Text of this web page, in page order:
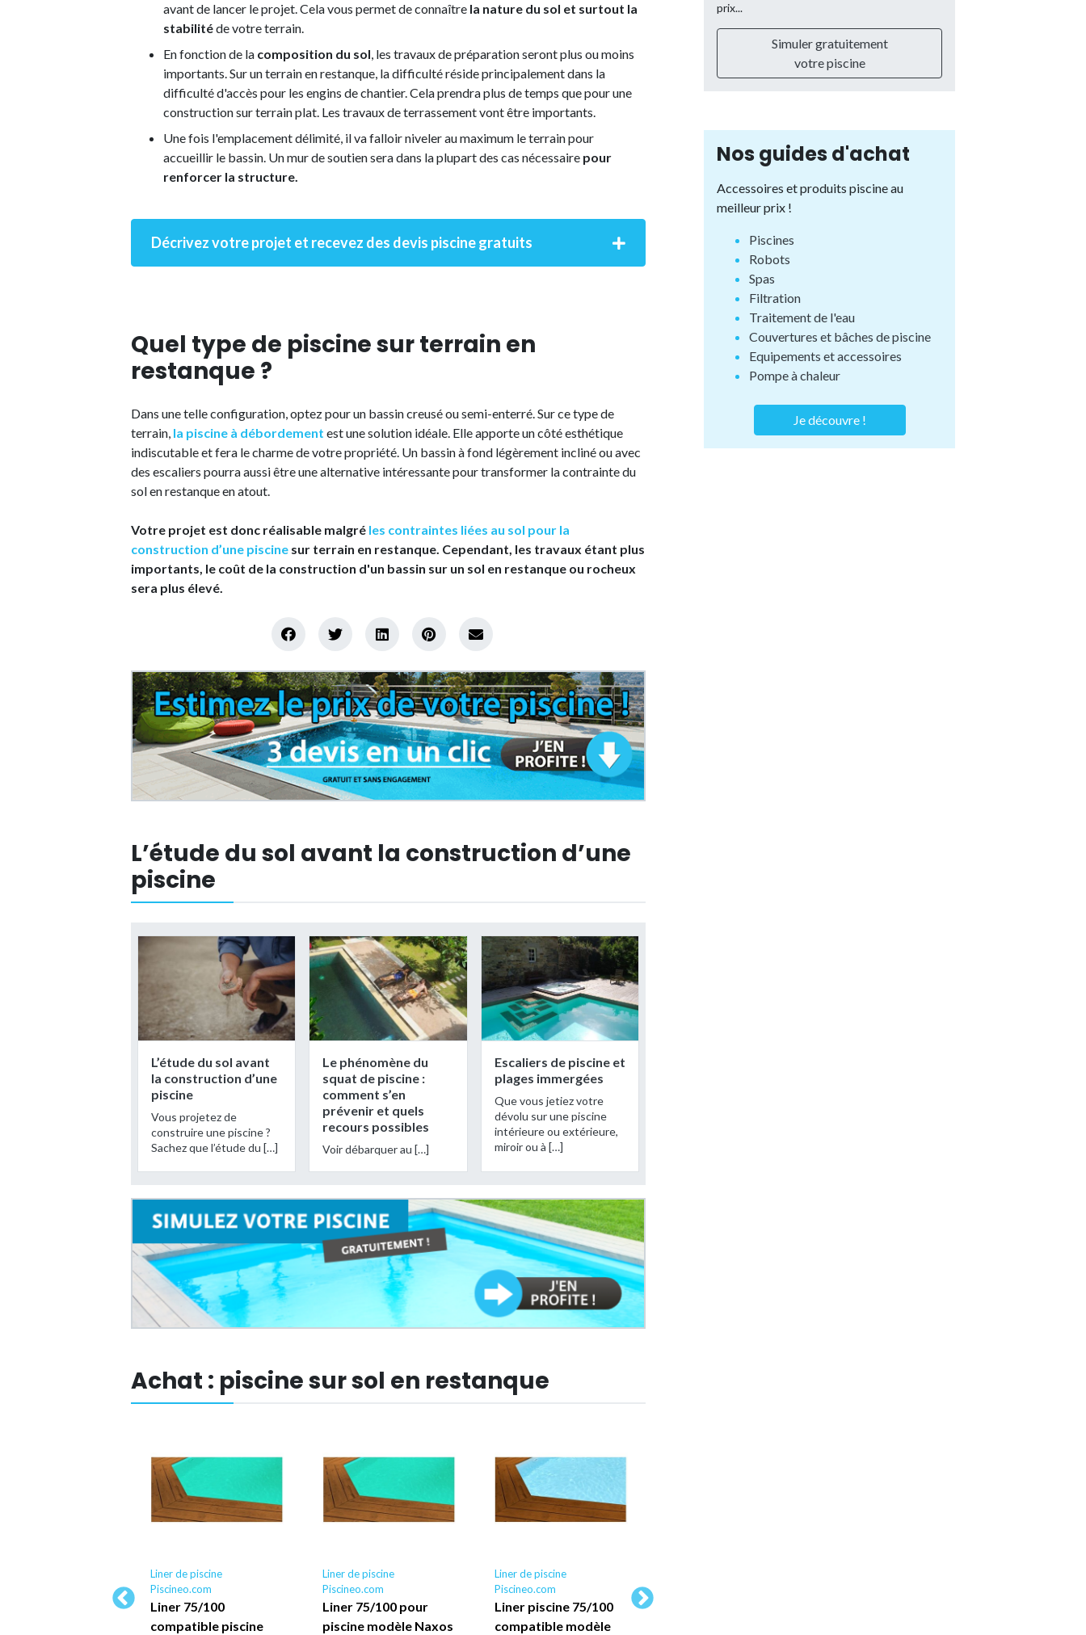
avant de lancer le projet. Cela vous permet de connaître la nature du sol et surtout la
stabilitéde votre terrain.
En fonction de la composition du sol, les travaux de préparation seront plus ou moins
importants. Sur un terrain en restanque, la difficulté réside principalement dans la
difficulté d'accès pour les engins de chantier. Cela prendra plus de temps que pour une
construction sur terrain plat. Les travaux de terrassement vont être importants.
Une fois l'emplacement délimité, il va falloir niveler au maximum le terrain pour
accueillir le bassin. Un mur de soutien sera dans la plupart des cas nécessaire pour
renforcer la structure.
Décrivez votre projet et recevez des devis piscine gratuits
Quel type de piscine sur terrain en
restanque ?
Dans une telle configuration, optez pour un bassin creusé ou semi-enterré. Sur ce type de
terrain, la piscine à débordement est une solution idéale. Elle apporte un côté esthétique
indiscutable et fera le charme de votre propriété. Un bassin à fond légèrement incliné ou avec
des escaliers pourra aussi être une alternative intéressante pour transformer la contrainte du
sol en restanque en atout.
Votre projet est donc réalisable malgré les contraintes liées au sol pour la
construction d’une piscine sur terrain en restanque. Cependant, les travaux étant plus
importants, le coût de la construction d'un bassin sur un sol en restanque ou rocheux
sera plus élevé.
L’étude du sol avant la construction d’une
piscine
L’étude du sol avant
la construction d’une
piscine
Vous projetez de
construire une piscine ?
Sachez que l’étude du […]
Le phénomène du
squat de piscine :
comment s’en
prévenir et quels
recours possibles
Voir débarquer au […]
Escaliers de piscine et
plages immergées
Que vous jetiez votre
dévolu sur une piscine
intérieure ou extérieure,
miroir ou à […]
Achat : piscine sur sol en restanque
Liner de piscine
Piscineo.com
Liner 75/100
compatible piscine
Liner de piscine
Piscineo.com
Liner 75/100 pour
piscine modèle Naxos
Liner de piscine
Piscineo.com
Liner piscine 75/100
compatible modèle
prix...
Simuler gratuitement
votre piscine
Nos guides d'achat
Accessoires et produits piscine au
meilleur prix !
Piscines
Robots
Spas
Filtration
Traitement de l'eau
Couvertures et bâches de piscine
Equipements et accessoires
Pompe à chaleur
Je découvre !